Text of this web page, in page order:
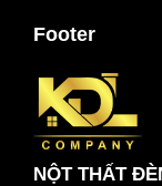
Footer
NỘT THẤT